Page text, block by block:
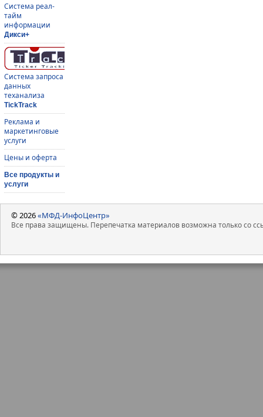
Система реал-
тайм
информации
Дикси+
Система запроса
данных
теханализа
TickTrack
Реклама и
маркетинговые
услуги
Цены и оферта
Все продукты и
услуги
© 2026«МФД-ИнфоЦентр»
Все права защищены. Перепечатка материалов возможна только со